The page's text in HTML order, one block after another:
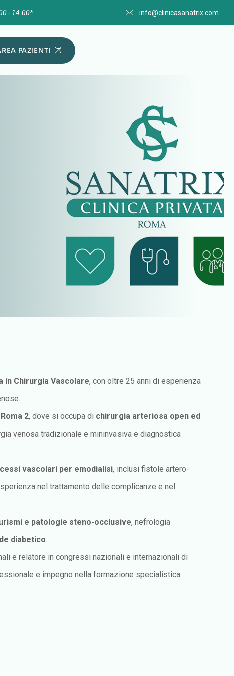
- 14.00* info@clinicasanatrix.com
PAZIENTI
in Chirurgia Vascolare, con oltre 25 anni di esperienza
2, dove si occupa di chirurgia arteriosa open ed
venosa tradizionale e mininvasiva e diagnostica
vascolari per emodialisi, inclusi fistole artero-
nel trattamento delle complicanze e nel
e patologie steno-occlusive, nefrologia
diabetico.
e relatore in congressi nazionali e internazionali di
e impegno nella formazione specialistica.